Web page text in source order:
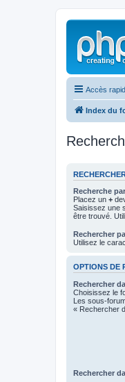
Accès
Index du
Recherche
Placez un +
Saisissez une
être trouvé.
Rechercher
Utilisez le
OPTIONS DE
Rechercher
Choisissez le
Les sous-
« Rechercher
Rechercher